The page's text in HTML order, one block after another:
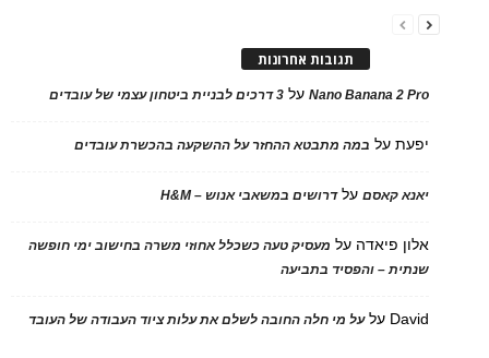
תגובות אחרונות
Nano Banana 2 Proעל 3 דרכים לבניית ביטחון עצמי של עובדים
יפעתעל במה מתבטא ההחזר על ההשקעה בהכשרת עובדים
יאנא קאסםעלדרושים במשאבי אנוש – H&M
אלון פיאדה על מעסיק טעה כשכלל אחוזי משרה בחישוב ימי חופשה
שנתית – והפסיד בתביעה
David עלעל מי חלה החובה לשלם את עלות ציוד העבודה של העובד